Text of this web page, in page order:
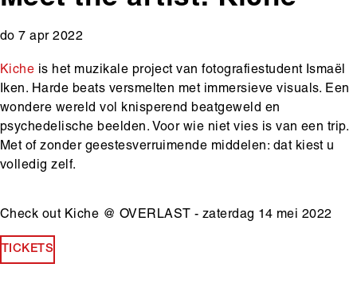
do 7 apr 2022
Kiche is het muzikale project van fotografiestudent Ismaël
Iken. Harde beats versmelten met immersieve visuals. Een
wondere wereld vol knisperend beatgeweld en
psychedelische beelden. Voor wie niet vies is van een trip.
Met of zonder geestesverruimende middelen: dat kiest u
volledig zelf.
Check out Kiche @ OVERLAST - zaterdag 14 mei 2022
TICKETS